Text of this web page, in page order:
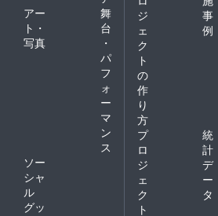
アー
ト・
写真
舞
台
・
パ
フ
ォ
ー
マ
ン
ス
ソー
シャ
ル
グッ
ジ
ェ
ク
ト
の
作
り
方
事
例
プ
ロ
ジ
ェ
ク
ト
統
計
デ
ー
タ